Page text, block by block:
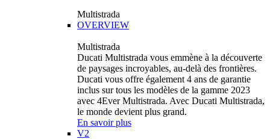
Multistrada
OVERVIEW
Multistrada
Ducati Multistrada vous emmène à la découverte
de paysages incroyables, au-delà des frontières.
Ducati vous offre également 4 ans de garantie
inclus sur tous les modèles de la gamme 2023
avec 4Ever Multistrada. Avec Ducati Multistrada,
le monde devient plus grand.
En savoir plus
V2